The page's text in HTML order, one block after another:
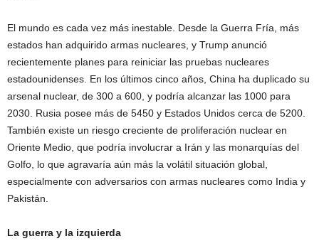
El mundo es cada vez más inestable. Desde la Guerra Fría, más
estados han adquirido armas nucleares, y Trump anunció
recientemente planes para reiniciar las pruebas nucleares
estadounidenses. En los últimos cinco años, China ha duplicado su
arsenal nuclear, de 300 a 600, y podría alcanzar las 1000 para
2030. Rusia posee más de 5450 y Estados Unidos cerca de 5200.
También existe un riesgo creciente de proliferación nuclear en
Oriente Medio, que podría involucrar a Irán y las monarquías del
Golfo, lo que agravaría aún más la volátil situación global,
especialmente con adversarios con armas nucleares como India y
Pakistán.
La guerra y la izquierda